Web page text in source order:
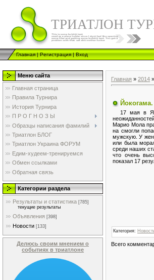
ТРИАТЛОН
Главная|Регистрация|Вход
Меню сайта
Главная страница
Правила Турнира
История Турнира
П Р О Г Н О З Ы
Образцы написания фамилий
Триатлон БЛОГ
Триатлон Украина ФОРУМ
Едим-худеем-тренируемся
Обмен ссылками
Обратная связь
Категории раздела
Результаты и статистика [785]
текущие результаты
Объявления [398]
Новости [133]
Делюсь своим мнением о
событиях в триатлоне
Главная » 2014 »
17 мая в
Марио Мола
на смогли
мужскую. У
или была
среди наших
что очень
показал 17
Категория:
Всего